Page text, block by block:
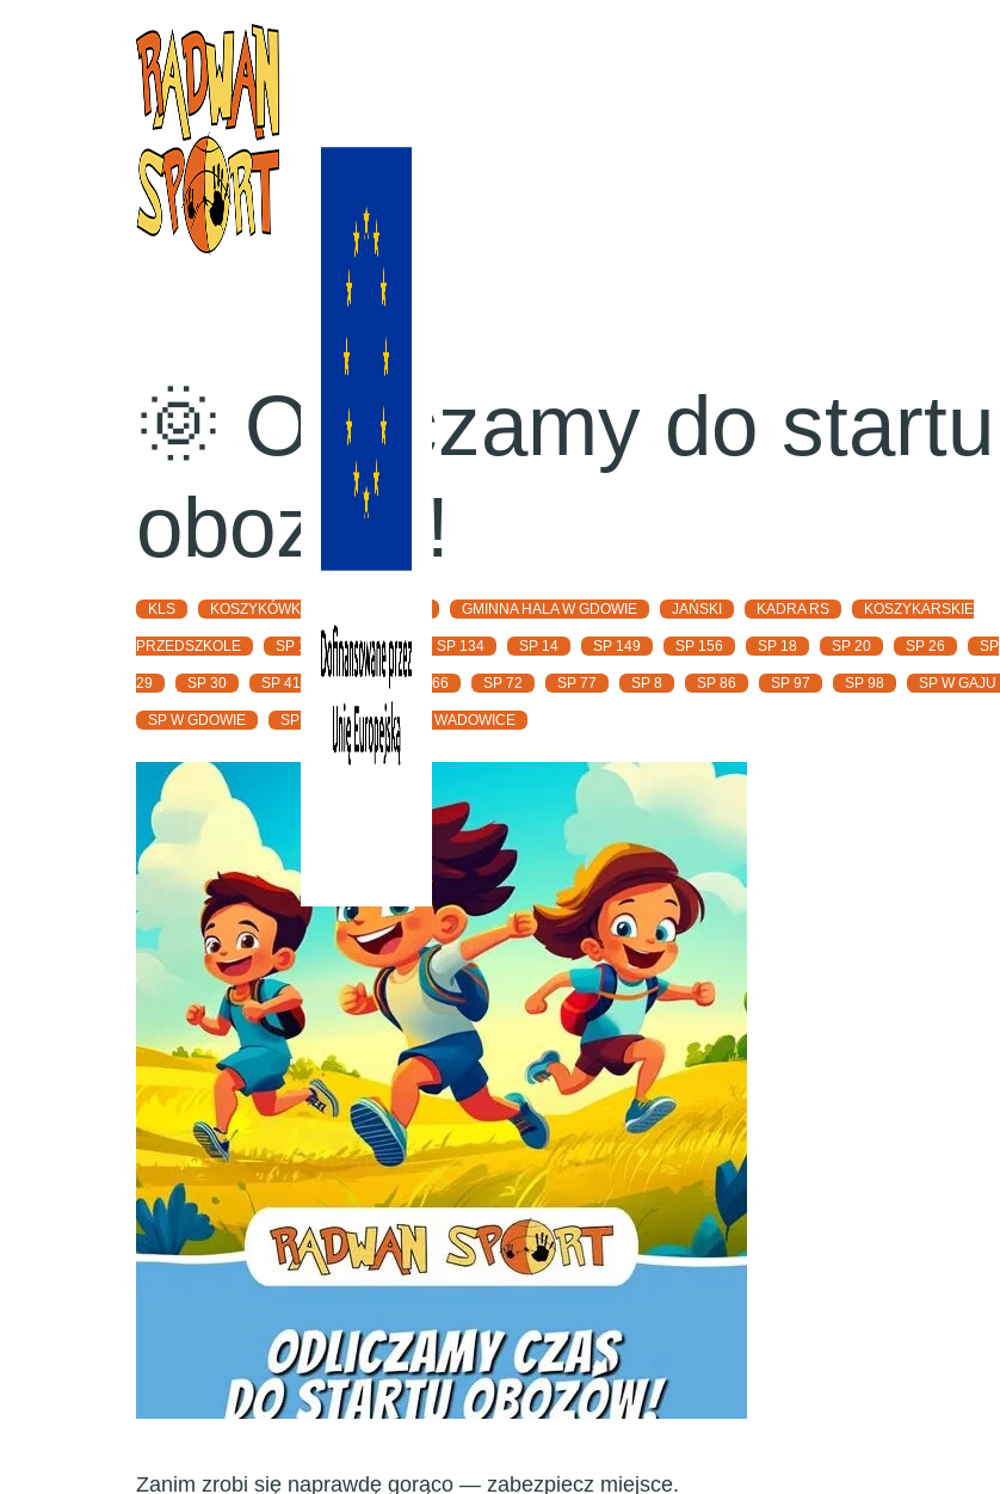
🌞 Odliczamy do startu
obozów!
KLS KOSZYKÓWKA GMINNA HALA W GDOWIE JAŃSKI KADRA RS KOSZYKARSKIE
PRZEDSZKOLE SP 111 SP 113 SP 134 SP 14 SP 149 SP 156 SP 18 SP 20 SP 26 SP
29 SP 30 SP 41 SP 66 SP 72 SP 77 SP 8 SP 86 SP 97 SP 98 SP W GAJU
SP W GDOWIE SP W MORAWICY WADOWICE
Zanim zrobi się naprawdę gorąco — zabezpiecz miejsce.